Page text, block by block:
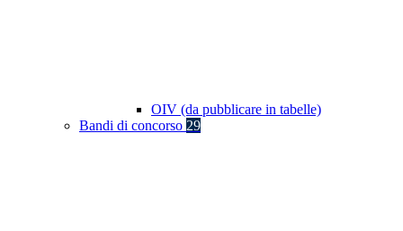
OIV (da pubblicare in tabelle)
Bandi di concorso 29